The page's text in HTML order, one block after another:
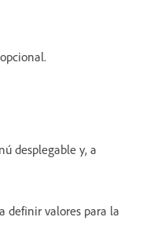
desplegable y, a
definir valores para la